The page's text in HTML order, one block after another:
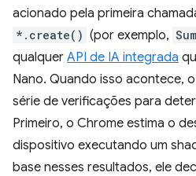
acionado pela primeira
*.create() (por exemplo,
qualquer API de IA integrada
Nano. Quando isso acontece,
série de verificações para
Primeiro, o Chrome estima o
dispositivo executando um
base nesses resultados, ele